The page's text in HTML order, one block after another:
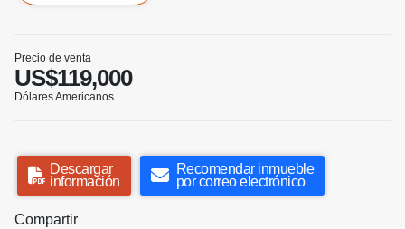
Precio de venta
US$119,000
Dólares Americanos
Descargar
información
Recomendar inmueble
por correo electrónico
Compartir